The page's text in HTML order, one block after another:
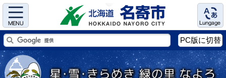
Menu Language
PC版に切替